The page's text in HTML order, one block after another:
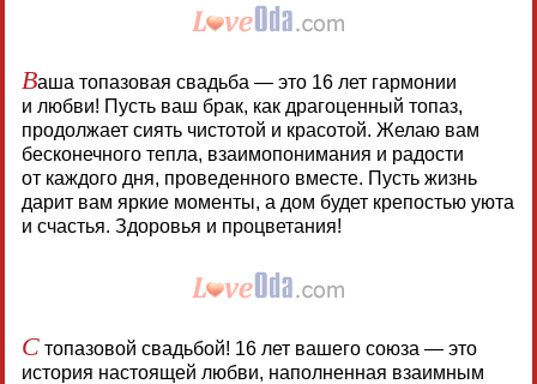
Ваша топазовая свадьба — это 16 лет гармонии
и любви! Пусть ваш брак, как драгоценный топаз,
продолжает сиять чистотой и красотой. Желаю вам
бесконечного тепла, взаимопонимания и радости
от каждого дня, проведенного вместе. Пусть жизнь
дарит вам яркие моменты, а дом будет крепостью уюта
и счастья. Здоровья и процветания!
Стопазовой свадьбой! 16 лет вашего союза — это
история настоящей любви, наполненная взаимным